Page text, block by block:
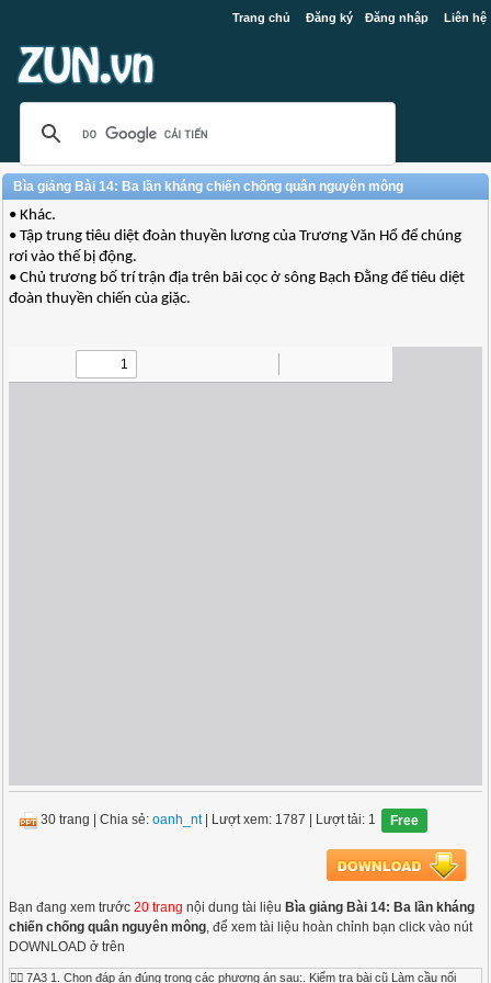
Trang chủ Đăng ký Đăng nhập Liên hệ
Bìa giảng Bài 14: Ba lần kháng chiến chống quân nguyên mông
• Khác.
• Tập trung tiêu diệt đoàn thuyền lương của Trương Văn Hổ để chúng
rơi vào thế bị động.
• Chủ trương bố trí trận địa trên bãi cọc ở sông Bạch Đằng để tiêu diệt
đoàn thuyền chiến của giặc.
30 trang |Chia sẻ:oanh_nt| Lượt xem: 1787 | Lượt tải: 1 Free
Bạn đang xem trước20 trang nội dung tài liệu Bìa giảng Bài 14: Ba lần kháng
chiến chống quân nguyên mông, để xem tài liệu hoàn chỉnh bạn click vào nút
DOWNLOAD ở trên
 7A3 1. Chọn đáp án đúng trong các phương án sau:. Kiểm tra bài cũ Làm cầu nối